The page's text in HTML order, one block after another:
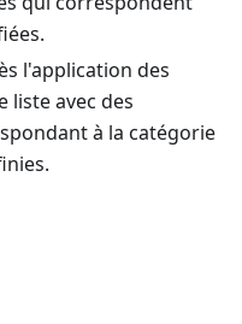
l'application des
liste avec des
à la catégorie